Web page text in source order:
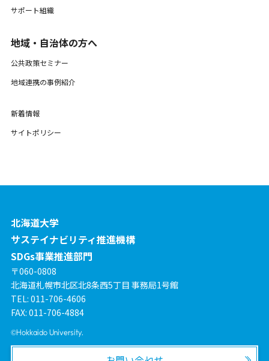
サポート組織
地域・自治体の方へ
公共政策セミナー
地域連携の事例紹介
新着情報
サイトポリシー
北海道大学
サステイナビリティ推進機構
SDGs事業推進部門
〒060-0808
北海道札幌市北区北8条西5丁目 事務局1号館
TEL: 011-706-4606
FAX: 011-706-4884
©Hokkaido University.